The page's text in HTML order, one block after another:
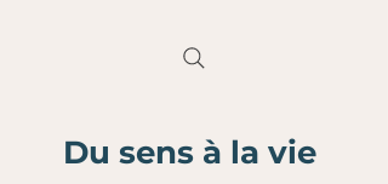
Du sens à la vie